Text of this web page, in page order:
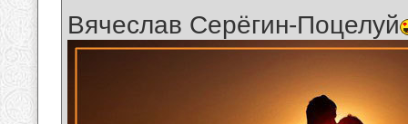
Вячеслав Серёгин-Поцелуй